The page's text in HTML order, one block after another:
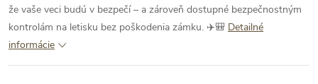
že vaše veci budú v bezpečí – a zároveň dostupné bezpečnostným
kontrolám na letisku bez poškodenia zámku. ✈️🎒 Detailné
informácie